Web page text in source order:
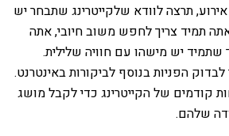
תרצה לוודא שלקייטרינג שתבחר יש
תמיד צריך לחפש משוב חיובי, אתה
שתמיד יש מישהו עם חוויה שלילית.
הפניות בנוסף לביקורות באינטרנט.
קודמים של הקייטרינג כדי לקבל מושג
שלהם.